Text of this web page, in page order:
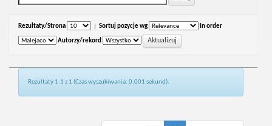
Rezultaty/Strona Sortuj pozycje wg In order
Autorzy/rekord
Rezultaty 1-1 z 1 (Czas wyszukiwania: 0.001 sekund).